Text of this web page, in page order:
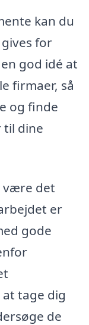
kan du
for
god idé at
firmaer, så
og finde
til dine
være det
er
gode
tage dig
de